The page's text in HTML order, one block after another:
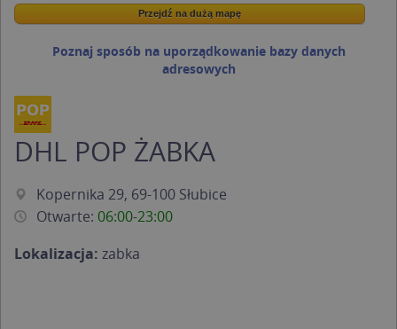
Wstaw tę mapkę na swoją stronę
Przejdź na dużą mapę
Przejdź na dużą mapę
Poznaj sposób na uporządkowanie bazy danych
adresowych
DHL POP ŻABKA
Kopernika 29, 69-100 Słubice
Otwarte: 06:00-23:00
Lokalizacja: zabka